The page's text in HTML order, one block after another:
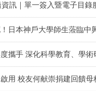
資訊｜單一簽入暨電子目
日本神戶大學師生蒞臨
攜手 深化科學教育、學
用 校友何献崇捐建回饋母